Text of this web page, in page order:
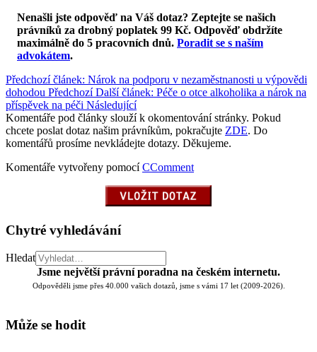
Nenašli jste odpověď na Váš dotaz? Zeptejte se našich
právníků za drobný poplatek 99 Kč. Odpověď obdržíte
maximálně do 5 pracovních dnů. Poradit se s naším
advokátem.
Předchozí článek: Nárok na podporu v nezaměstnanosti u výpovědi
dohodou Předchozí Další článek: Péče o otce alkoholika a nárok na
příspěvek na péči Následující
Komentáře pod články slouží k okomentování stránky. Pokud
chcete poslat dotaz našim právníkům, pokračujte ZDE. Do
komentářů prosíme nevkládejte dotazy. Děkujeme.
Komentáře vytvořeny pomocíCComment
Chytré vyhledávání
Hledat
Jsme největší právní poradna na českém internetu.
Odpověděli jsme přes 40.000 vašich dotazů, jsme s vámi 17 let (2009-2026).
Může se hodit